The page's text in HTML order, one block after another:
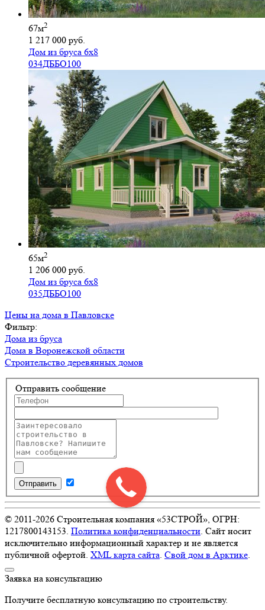
67м2
1 217 000 руб.
Дом из бруса 6х8
034ДББО100
65м2
1 206 000 руб.
Дом из бруса 6х8
035ДББО100
Цены на дома в Павловске
Фильтр:
Дома из бруса
Дома в Воронежской области
Строительство деревянных домов
Отправить сообщение
Отправить
© 2011-2026 Строительная компания «53СТРОЙ», ОГРН:
1217800143153. Политика конфиденциальности. Сайт носит
исключительно информационный характер и не является
публичной офертой. XML карта сайта. Свой дом в Арктике.
Заявка на консультацию
Получите бесплатную консультацию по строительству.